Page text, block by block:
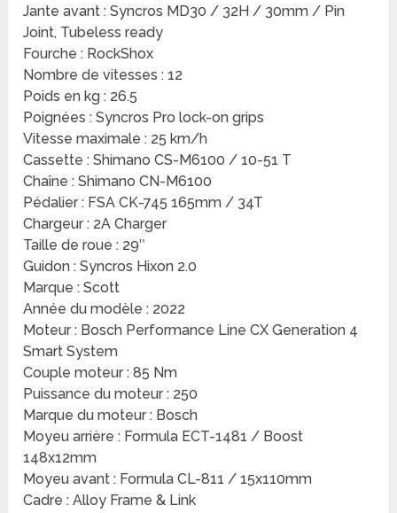
Jante avant : Syncros MD30 / 32H / 30mm / Pin
Joint, Tubeless ready
Fourche : RockShox
Nombre de vitesses : 12
Poids en kg : 26.5
Poignées : Syncros Pro lock-on grips
Vitesse maximale : 25 km/h
Cassette : Shimano CS-M6100 / 10-51 T
Chaîne : Shimano CN-M6100
Pédalier : FSA CK-745 165mm / 34T
Chargeur : 2A Charger
Taille de roue : 29″
Guidon : Syncros Hixon 2.0
Marque : Scott
Année du modèle : 2022
Moteur : Bosch Performance Line CX Generation 4
Smart System
Couple moteur : 85 Nm
Puissance du moteur : 250
Marque du moteur : Bosch
Moyeu arrière : Formula ECT-1481 / Boost
148x12mm
Moyeu avant : Formula CL-811 / 15x110mm
Cadre : Alloy Frame & Link